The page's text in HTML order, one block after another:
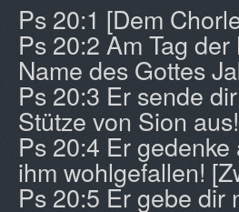
Ps 20:1 [Dem
Ps 20:2 Am Tag
Name des Gottes
Ps 20:3 Er sende
Stütze von Sion aus!
Ps 20:4 Er
ihm wohlgefallen!
Ps 20:5 Er gebe dir